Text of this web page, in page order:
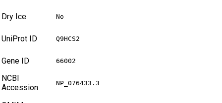
Dry Ice No
UniProt ID Q9HCS2
Gene ID 66002
NCBI
Accession
NP_076433.3